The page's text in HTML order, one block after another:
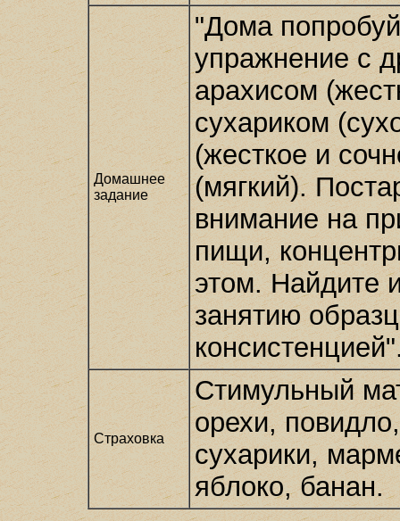
Домашнее
задание
"Дома
упражнение с
арахисом
сухариком
(жесткое и
(мягкий).
внимание на
пищи,
этом. Найдите
занятию
Страховка
Стимульный
орехи,
сухарики,
яблоко, банан.